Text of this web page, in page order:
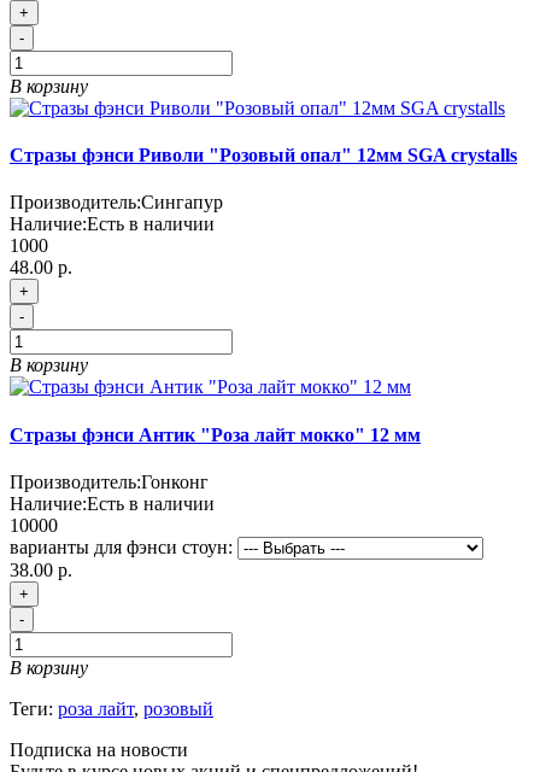
+
-
В корзину
Стразы фэнси Риволи "Розовый опал" 12мм SGA crystalls
Производитель:Сингапур
Наличие:Есть в наличии
1000
48.00 р.
+
-
В корзину
Стразы фэнси Антик "Роза лайт мокко" 12 мм
Производитель:Гонконг
Наличие:Есть в наличии
10000
варианты для фэнси стоун:
38.00 р.
+
-
В корзину
Теги: роза лайт, розовый
Подписка на новости